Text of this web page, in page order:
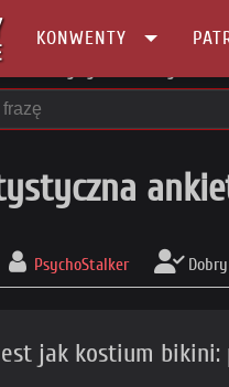
KONWENTY
PsychoStalker
jak kostium bikini: